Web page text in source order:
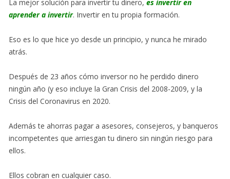
La mejor solución para invertir tu dinero, es invertir en
aprender a invertir. Invertir en tu propia formación.
Eso es lo que hice yo desde un principio, y nunca he mirado
atrás.
Después de 23 años cómo inversor no he perdido dinero
ningún año (y eso incluye la Gran Crisis del 2008-2009, y la
Crisis del Coronavirus en 2020.
Además te ahorras pagar a asesores, consejeros, y banqueros
incompetentes que arriesgan tu dinero sin ningún riesgo para
ellos.
Ellos cobran en cualquier caso.